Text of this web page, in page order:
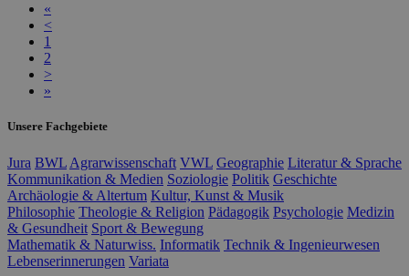
«
<
1
2
>
»
Unsere Fachgebiete
Jura BWL Agrarwissenschaft VWL Geographie Literatur & Sprache
Kommunikation & Medien Soziologie Politik Geschichte
Archäologie & Altertum Kultur, Kunst & Musik
Philosophie Theologie & Religion Pädagogik Psychologie Medizin
& Gesundheit Sport & Bewegung
Mathematik & Naturwiss. Informatik Technik & Ingenieurwesen
Lebenserinnerungen Variata